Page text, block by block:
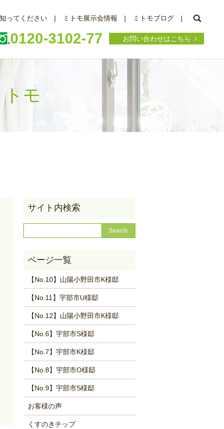
ってください ミトモ展示会情報 ミトモブログ
0120-3102-77 お問い合わせはこちら
モ
【No.10】山陽小野田市K様邸
【No.11】宇部市U様邸
【No.12】山陽小野田市K様邸
【No.6】宇部市S様邸
【No.7】宇部市K様邸
【No.8】宇部市O様邸
【No.9】宇部市S様邸
お客様の声
くすのきチップ